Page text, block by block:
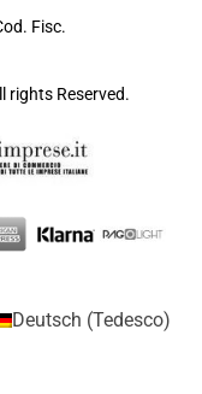
Fisc.
rights Reserved.
Deutsch (Tedesco)